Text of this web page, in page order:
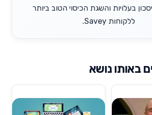
בעלויות והשגת הכיסוי הטוב ביותר
ללקוחות Savey.
באותו נושא